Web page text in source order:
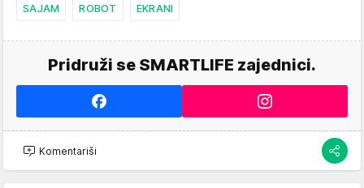
SAJAM ROBOT EKRANI
Pridruži se SMARTLIFE zajednici.
Komentariši